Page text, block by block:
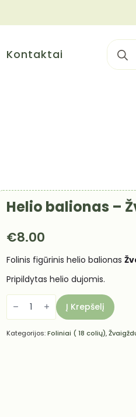
Kontaktai
Search
for:
Helio balionas –
€8.00
Folinis figūrinis helio balionas
Pripildytas helio dujomis.
produkto
kiekis:
balionas
-
Žvaigždutė
Į Krepšelį
Kategorijos:Foliniai ( 18 colių),